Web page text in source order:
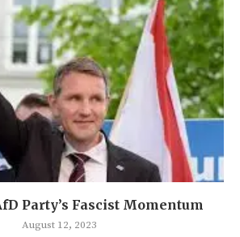
Party’s Fascist Momentum
August 12, 2023